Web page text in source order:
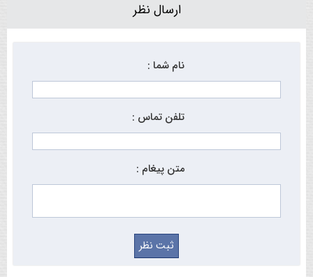
ارسال نظر
نام شما :
تلفن تماس :
متن پیغام :